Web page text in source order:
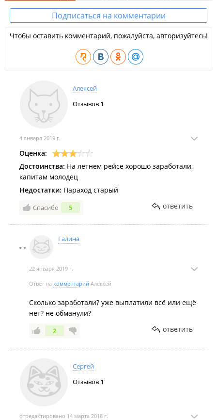
Подписаться на комментарии
Чтобы оставить комментарий, пожалуйста, авторизуйтесь!
Алексей
Отзывов 1
4 января 2019 г.
Оценка:
Достоинства: На летнем рейсе хорошо заработали,
капитам молодец
Недостатки: Параход старый
Спасибо 5 ответить
Галина
22 января 2019 г.
Ответ на комментарий Алексей
Сколько заработали? уже выплатили всё или ещё
нет? не обманули?
2 ответить
Сергей
Отзывов 1
отредактировано 14 марта 2018 г.